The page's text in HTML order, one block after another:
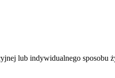
lub indywidualnego sposobu